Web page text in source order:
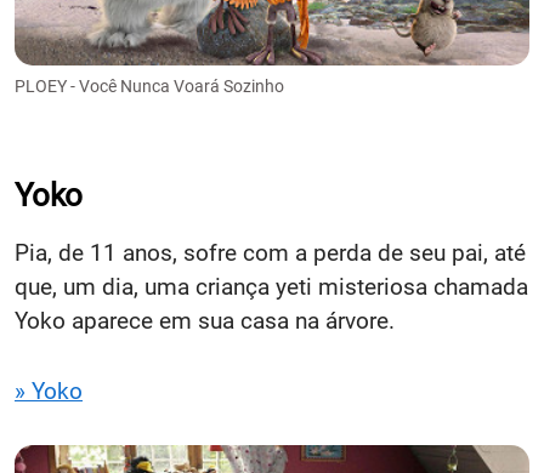
PLOEY - Você Nunca Voará Sozinho
Yoko
Pia, de 11 anos, sofre com a perda de seu pai, até
que, um dia, uma criança yeti misteriosa chamada
Yoko aparece em sua casa na árvore.
» Yoko